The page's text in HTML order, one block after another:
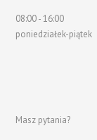
08:00 - 16:00
poniedziałek-piątek
Masz pytania?